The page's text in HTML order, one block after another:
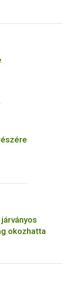
okozhatta